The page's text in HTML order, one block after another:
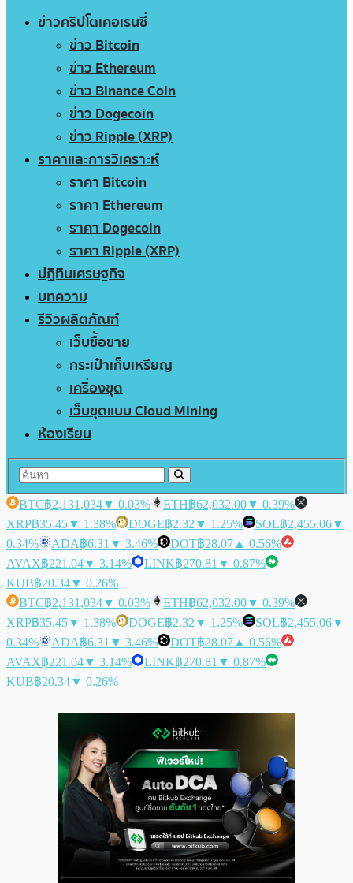
ข่าวคริปโตเคอเรนซี่
ข่าว Bitcoin
ข่าว Ethereum
ข่าว Binance Coin
ข่าว Dogecoin
ข่าว Ripple (XRP)
ราคาและการวิเคราะห์
ราคา Bitcoin
ราคา Ethereum
ราคา Dogecoin
ราคา Ripple (XRP)
ปฏิทินเศรษฐกิจ
บทความ
รีวิวผลิตภัณฑ์
เว็บซื้อขาย
กระเป๋าเก็บเหรียญ
เครื่องขุด
เว็บขุดแบบ Cloud Mining
ห้องเรียน
BTC฿2,131,034▼ 0.03% ETH฿62,032.00▼ 0.39%
XRP฿35.45▼ 1.38% DOGE฿2.32 ▼ 1.25% SOL฿2,455.06▼
0.34%
ADA฿6.31 ▼ 3.46% DOT฿28.07 ▲ 0.56%
AVAX฿221.04▼ 3.14% LINK฿270.81 ▼ 0.87%
KUB฿20.34▼ 0.26%
BTC฿2,131,034▼ 0.03% ETH฿62,032.00▼ 0.39%
XRP฿35.45▼ 1.38% DOGE฿2.32 ▼ 1.25% SOL฿2,455.06▼
0.34%
ADA฿6.31 ▼ 3.46% DOT฿28.07 ▲ 0.56%
AVAX฿221.04▼ 3.14% LINK฿270.81 ▼ 0.87%
KUB฿20.34▼ 0.26%